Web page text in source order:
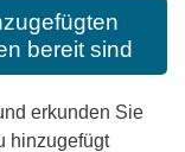
bereit sind
erkunden Sie
hinzugefügt